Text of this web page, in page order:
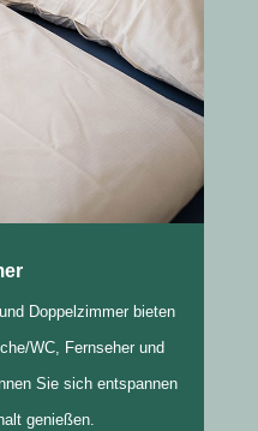
Doppelzimmer bieten
WC, Fernseher und
Sie sich entspannen
genießen.